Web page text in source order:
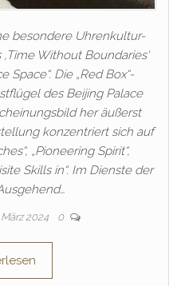
besondere Uhrenkultur-
Without Boundaries‘
Die „Red Box“-
des Beijing Palace
her äußerst
konzentriert sich auf
„Pioneering Spirit“,
Skills in“. Im Dienste der
März 2024 0